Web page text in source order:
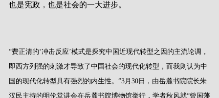
也是宪政，也是社会的一大进步。
“费正清的‘冲击反应’模式是探究中国近现代转型之因的主流论调，
即西方列强的刺激才导致了中国社会的现代化转型，而我则认为中
国的现代化转型具有强烈的内生性。”3月 30 日，由岳麓书院院长朱
汉民主持的明伦堂讲会在岳麓书院博物馆举行，学者秋风就“曾国藩